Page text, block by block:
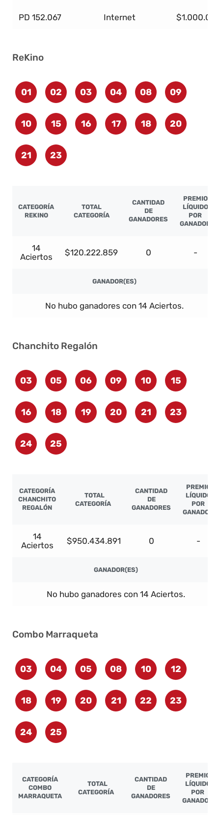
PD 152.067 Internet
ReKino
01 02 03 04 08 09
10 15 16 17 18 20
21 23
CATEGORÍA
REKINO
TOTAL
CATEGORÍA
CANTIDAD
DE
GANADORES
PREMIO
LÍQUIDO
POR
GANADOR
14
Aciertos
$120.222.859 0 -
GANADOR(ES)
No hubo ganadores con 14 Aciertos.
Chanchito Regalón
03 05 06 09 10 15
16 18 19 20 21 23
24 25
CATEGORÍA
CHANCHITO
REGALÓN
TOTAL
CATEGORÍA
CANTIDAD
DE
GANADORES
PREMIO
LÍQUIDO
POR
GANADOR
14
Aciertos
$950.434.891 0 -
GANADOR(ES)
No hubo ganadores con 14 Aciertos.
Combo Marraqueta
03 04 05 08 10 12
18 19 20 21 22 23
24 25
CATEGORÍA
COMBO
MARRAQUETA
TOTAL
CATEGORÍA
CANTIDAD
DE
GANADORES
PREMIO
LÍQUIDO
POR
GANADOR